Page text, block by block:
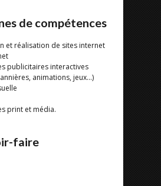
de compétences
et réalisation de sites internet
publicitaires interactives
animations, jeux…)
print et média.
faire